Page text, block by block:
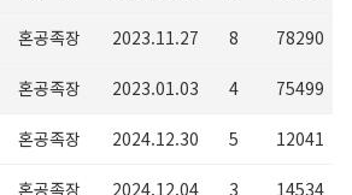
혼공족장 2023.11.27 8 78290
혼공족장 2023.01.03 4 75499
혼공족장 2024.12.30 5 12041
혼공족장 2024.12.04 3 14534